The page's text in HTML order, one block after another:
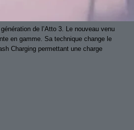
de l’Atto 3. Le nouveau venu
en gamme. Sa technique change le
Charging permettant une charge